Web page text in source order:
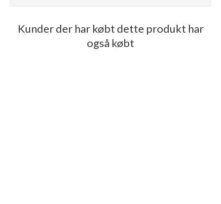
Kunder der har købt dette produkt har
også købt